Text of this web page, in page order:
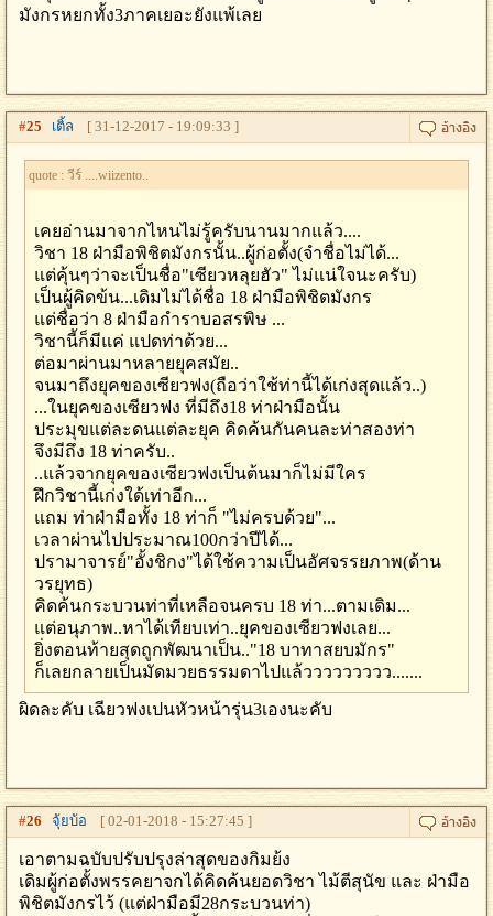
มังกรหยกทั้ง3ภาคเยอะยังแพ้เลย
#25 เติ้ล [ 31-12-2017 - 19:09:33 ]
quote : วีร์ ....wiizento..
เคยอ่านมาจากไหนไม่รู้ครับนานมากแล้ว....
วิชา 18 ฝ่ามือพิชิตมังกรนั้น..ผู้ก่อตั้ง(จำชื่อไม่ได้...
แต่คุ้นๆว่าจะเป็นชื่อ"เซียวหลุยฮัว" ไม่แน่ใจนะครับ)
เป็นผู้คิดข้น...เดิมไม่ได้ชื่อ 18 ฝ่ามือพิชิตมังกร
แต่ชื่อว่า 8 ฝ่ามือกำราบอสรพิษ ...
วิชานี้ก็มีแค่ แปดท่าด้วย...
ต่อมาผ่านมาหลายยุคสมัย..
จนมาถึงยุคของเซียวฟง(ถือว่าใช้ท่านี้ได้เก่งสุดแล้ว..)
...ในยุคของเซียวฟง ที่มีถึง18 ท่าฝ่ามือนั้น
ประมุขแต่ละดนแต่ละยุค คิดค้นกันคนละท่าสองท่า
จึงมีถึง 18 ท่าครับ..
..แล้วจากยุคของเซียวฟงเป็นต้นมาก็ไม่มีใคร
ฝึกวิชานี้เก่งใด้เท่าอีก...
แถม ท่าฝ่ามือทั้ง 18 ท่าก็ "ไม่ครบด้วย"...
เวลาผ่านไปประมาณ100กว่าปีได้...
ปรามาจารย์"อั้งชิกง"ได้ใช้ความเป็นอัศจรรยภาพ(ด้าน
วรยุทธ)
คิดค้นกระบวนท่าที่เหลือจนครบ 18 ท่า...ตามเดิม...
แต่อนุภาพ..หาได้เทียบเท่า..ยุคของเซียวฟงเลย...
ยิ่งตอนท้ายสุดถูกพัฒนาเป็น.."18 บาทาสยบมักร"
ก็เลยกลายเป็นมัดมวยธรรมดาไปแล้ววววววววว.......
ผิดละคับ เฉียวฟงเปนหัวหน้ารุ่น3เองนะคับ
#26 จุ้ยบ้อ [ 02-01-2018 - 15:27:45 ]
เอาตามฉบับปรับปรุงล่าสุดของกิมย้ง
เดิมผู้ก่อตั้งพรรคยาจกได้คิดค้นยอดวิชา ไม้ตีสุนัข และ ฝ่ามือ
พิชิตมังกรไว้ (แต่ฝ่ามือมี28กระบวนท่า)